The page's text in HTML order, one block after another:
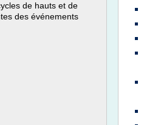
de hauts et de
des événements